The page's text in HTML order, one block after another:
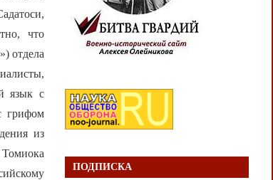
что
отдела
язык с
грифом
из
Томиока
ПОДПИСКА